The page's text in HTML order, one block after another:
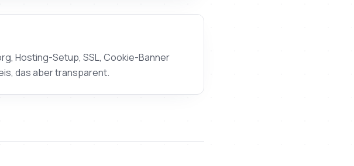
Hosting-Setup, SSL, Cookie-Banner
das aber transparent.